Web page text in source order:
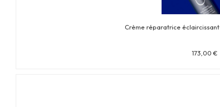
Crème réparatrice
173,00 €